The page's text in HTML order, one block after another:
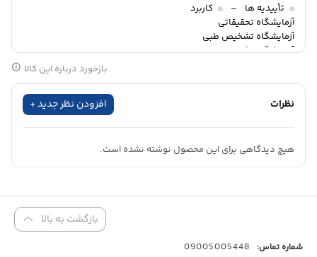
شناسایی سوءمصرف مواد پرداخت. در این تحقیق از مواد خانگی مختلف
مانند اسیدها، بازها و مواد اکسیدکننده استفاده شد. برخی مواد مانند
…. می‌توانند با تغییر فیزیولوژیکی مشخصی در نمونه ادرار منجر به نتایج
“منفی کاذب” شوند. این افزودنی‌ها بدون تغییر قابل‌تشخیص در
خواص ظاهری و مشخصات فیزیکی ادرار می‌توانند باعث منحرف‌شدن
نتایج آزمایش شوند.
گلوتارآلدئیدهستند. این
مواد اغلب به‌عنوان عامل پوشاننده سوءمصرف مواد در نمونه‌ها
تأییدیه ها
–
کاربرد
آزمایشگاه تحقیقاتی
آزمایشگاه تشخیص طبی
آزمایشگاه غذا و دارو
بازخورد درباره این کالا
نظرات افزودن نظر جدید +
هیچ دیدگاهی برای این محصول نوشته نشده است.
بازگشت به بالا
شماره تماس:
09005005448